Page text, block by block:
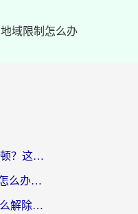
地域限制怎么办
在国外玩战舰少女R总卡顿？这篇攻略帮你流畅开舰+解锁国内影音
QQ阅读在比利时用不了怎么办？海外党亲测的跨区上网解决方案
咪咕视频VIP海外限制怎么解除？海外党亲测有效的回国加速方案